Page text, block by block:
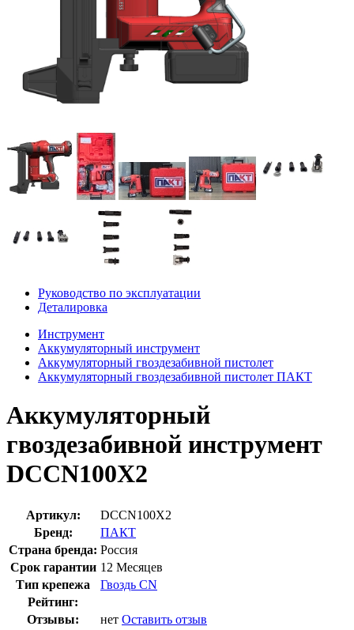
Руководство по эксплуатации
Деталировка
Инструмент
Аккумуляторный инструмент
Аккумуляторный гвоздезабивной пистолет
Аккумуляторный гвоздезабивной пистолет ПАКТ
Аккумуляторный
гвоздезабивной инструмент
DCCN100X2
Артикул:
DCCN100X2
Бренд:
ПАКТ
Страна бренда: Россия
Срок гарантии 12 Месяцев
Тип крепежа
Гвоздь CN
Рейтинг:
Отзывы:
нет Оставить отзыв